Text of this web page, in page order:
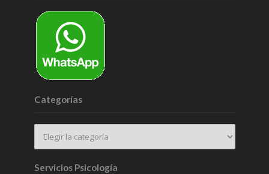
Categorías
Servicios Psicología